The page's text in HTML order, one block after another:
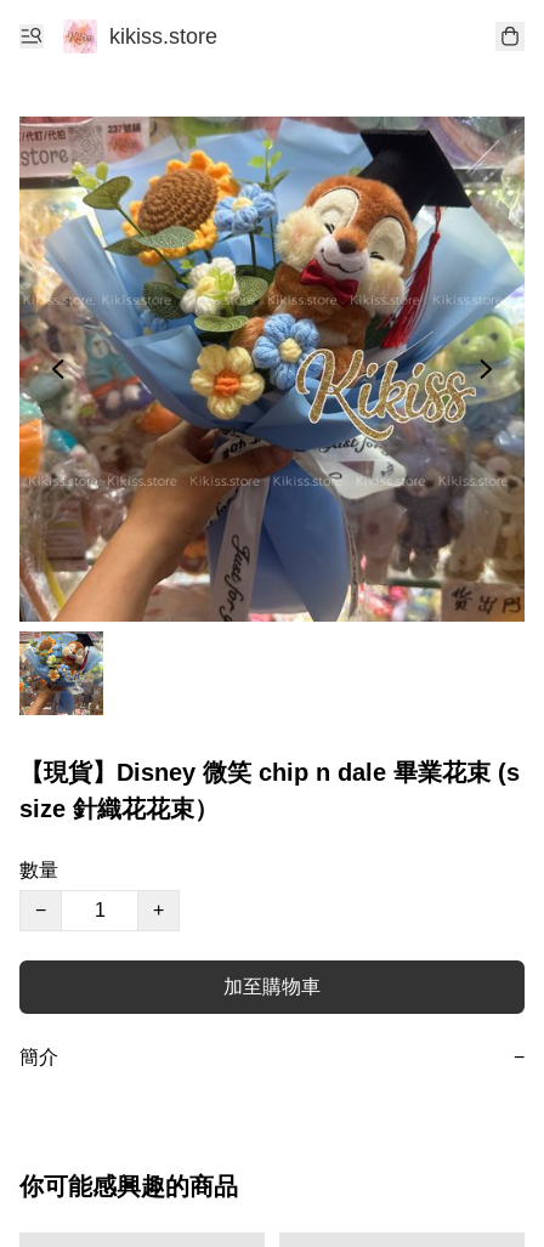
kikiss.store
【現貨】Disney 微笑 chip n dale 畢業花束 (s
size 針織花花束）
數量
−
+
加至購物車
簡介 −
你可能感興趣的商品